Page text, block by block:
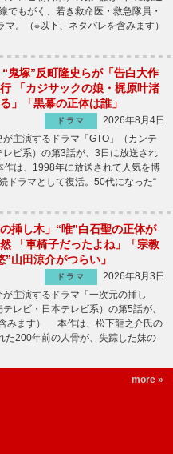
もがく、若き救命医・救急隊員・
。（※以下、ネタバレを含みます）
“鬼塚”反町隆史らが「告白大作
「カジサックの娘・梶原叶渚
」「黒幕の正体は誰」
ドラマ
2026年8月4日
主演するドラマ「GTO」（カンテ
レビ系）の第3話が、3日に放送され
は、1998年に放送されて人気を博
ドラマとして復活。50代になった“
の挿し木」“唯”白石聖の正体が
「車椅子だったよね」「宗教
”山田涼介がつらい」
ドラマ
2026年8月3日
主演するドラマ「一次元の挿し
レビ・日本テレビ系）の第5話が、
みます） 本作は、松下龍之介氏の
た200年前の人骨が、失踪した妹の
more »